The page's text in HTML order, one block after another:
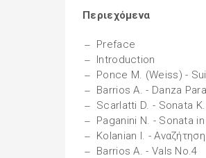
Περιεχόμενα
Preface
Introduction
Ponce M. (Weiss) -
Barrios A. - Danza
Scarlatti D. - Sonata
Paganini N. - Sonata
Kolanian I. - Αναζήτηση
Barrios A. - Vals No.4